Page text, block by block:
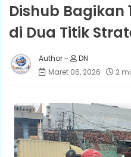
Dishub Bagikan
di Dua Titik
DN
Maret 06, 2026
2